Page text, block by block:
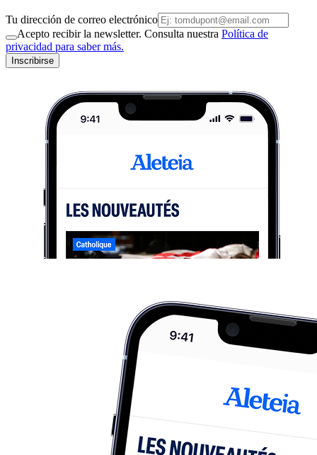
Tu dirección de correo electrónico
Acepto recibir la newsletter. Consulta nuestra Política de
privacidad para saber más.
Inscribirse